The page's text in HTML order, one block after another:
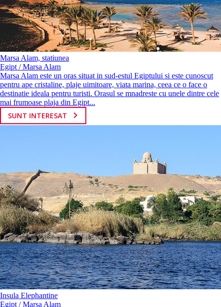
Marsa Alam, statiunea
Egipt / Marsa Alam
Marsa Alam este un oras situat in sud-estul Egiptului si este cunoscut
pentru ape cristaline, plaje uimitoare, viata marina, ceea ce o face o
destinatie ideala pentru turisti. Orasul se mnadreste cu unele dintre cele
mai frumoase plaja din Egipt...
SUNT INTERESAT
Insula Elephantine
Egipt / Marsa Alam